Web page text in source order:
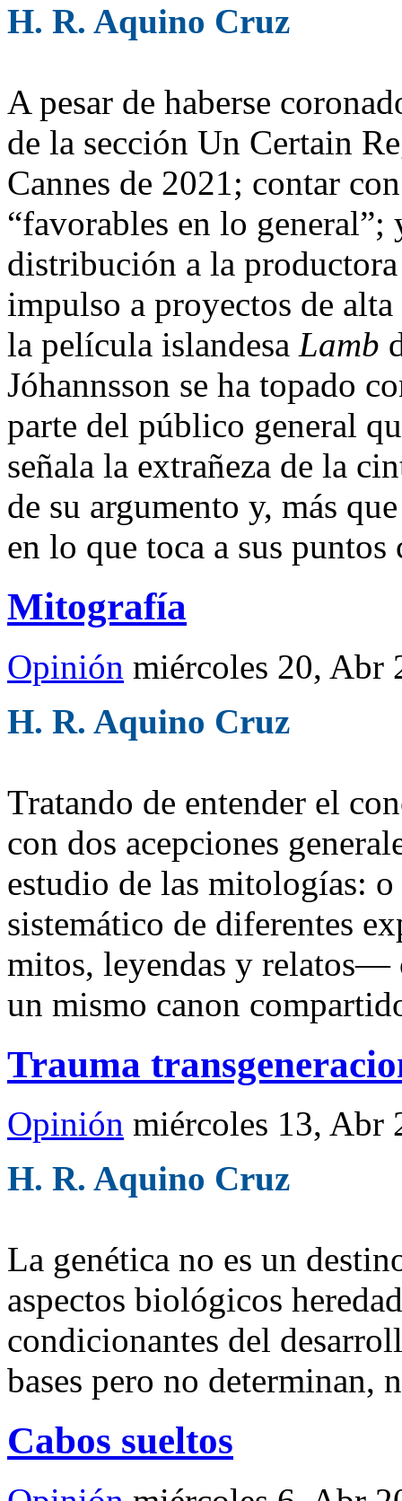
H. R. Aquino Cruz
A pesar de haberse
de la sección Un Certain
Cannes de 2021; contar
“favorables en lo
distribución a la
impulso a proyectos de
la película islandesa Lamb
Jóhannsson se ha topado
parte del público general
señala la extrañeza de la
de su argumento y, más
en lo que toca a sus puntos
Mitografía
Opinión miércoles 20, Abr
H. R. Aquino Cruz
Tratando de entender el
con dos acepciones
estudio de las mitologías:
sistemático de diferentes
mitos, leyendas y relatos—
un mismo canon
Trauma
Opinión miércoles 13, Abr
H. R. Aquino Cruz
La genética no es un
aspectos biológicos
condicionantes del
bases pero no determinan,
Cabos sueltos